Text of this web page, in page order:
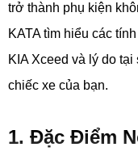
trở thành phụ kiện
KATA tìm hiểu các
KIA Xceed và lý do
chiếc xe của bạn.
1. Đặc Điểm